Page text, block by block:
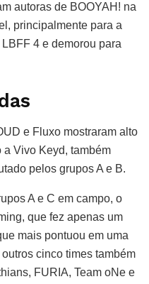
autoras de BOOYAH! na
principalmente para a
4 e demorou para
e Fluxo mostraram alto
a Vivo Keyd, também
pelos grupos A e B.
A e C em campo, o
que fez apenas um
mais pontuou em uma
cinco times também
FURIA, Team oNe e